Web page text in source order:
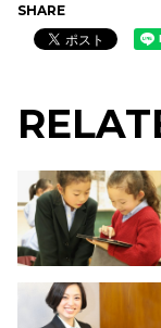
SHARE